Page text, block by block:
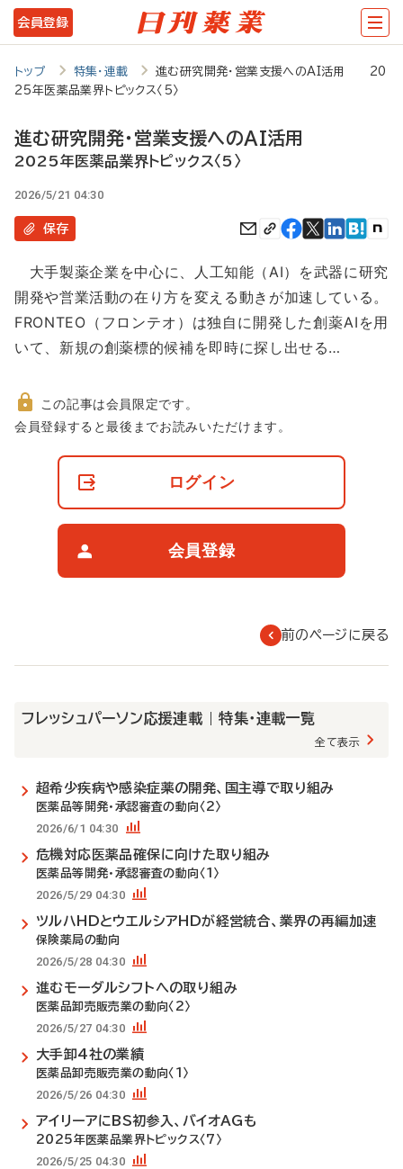
メ
イ
テ
ツ
に
動
会員登録
トップ 特集・連載
進む研究開発・営業支援へのAI活用 20
25年医薬品業界トピックス〈5〉
進む研究開発・営業支援へのAI活用
2025年医薬品業界トピックス〈5〉
2026/5/21 04:30
保存
大手製薬企業を中心に、人工知能（AI）を武器に研究
開発や営業活動の在り方を変える動きが加速している。
FRONTEO（フロンテオ）は独自に開発した創薬AIを用
いて、新規の創薬標的候補を即時に探し出せる…
非
この記事は会員限定です。
会員登録すると最後までお読みいただけます。
ログイン
会員登録
前のページに戻る
フレッシュパーソン応援連載 | 特集・連載一覧
全て表示
超希少疾病や感染症薬の開発、国主導で取り組み
医薬品等開発・承認審査の動向〈2〉
2026/6/1 04:30
危機対応医薬品確保に向けた取り組み
医薬品等開発・承認審査の動向〈1〉
2026/5/29 04:30
ツルハHDとウエルシアHDが経営統合、業界の再編加速
保険薬局の動向
2026/5/28 04:30
進むモーダルシフトへの取り組み
医薬品卸売販売業の動向〈2〉
2026/5/27 04:30
大手卸4社の業績
医薬品卸売販売業の動向〈1〉
2026/5/26 04:30
アイリーアにBS初参入、バイオAGも
2025年医薬品業界トピックス〈7〉
2026/5/25 04:30